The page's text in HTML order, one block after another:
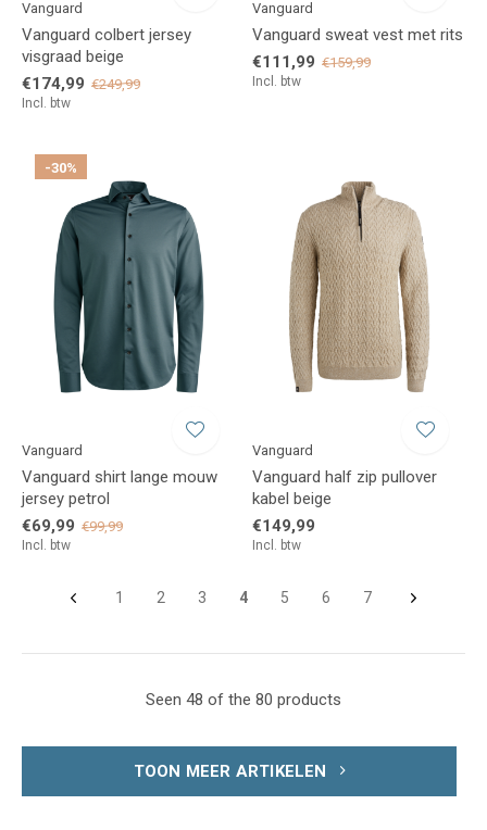
Vanguard
Vanguard colbert jersey
visgraad beige
€174,99 €249,99
Incl. btw
Vanguard
Vanguard sweat vest met rits
€111,99 €159,99
Incl. btw
-30%
Vanguard
Vanguard shirt lange mouw
jersey petrol
€69,99 €99,99
Incl. btw
Vanguard
Vanguard half zip pullover
kabel beige
€149,99
Incl. btw
1 2 3 4 5 6 7
Seen 48 of the 80 products
TOON MEER ARTIKELEN